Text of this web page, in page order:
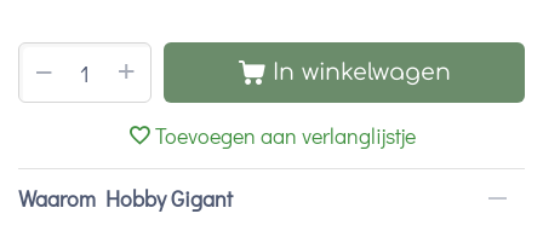
+
− In winkelwagen
Toevoegen aan verlanglijstje
Waarom Hobby Gigant